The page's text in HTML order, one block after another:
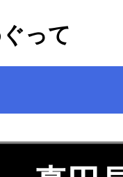
って